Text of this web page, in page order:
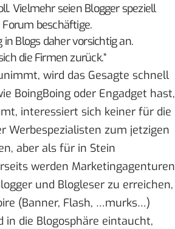
Vielmehr seien Blogger speziell
beschäftige.
Blogs daher vorsichtig an.
die Firmen zurück.“
wird das Gesagte schnell
BoingBoing oder Engadget hast,
interessiert sich keiner für die
Werbespezialisten zum jetzigen
aber als für in Stein
werden Marketingagenturen
und Blogleser zu erreichen,
(Banner, Flash, …murks…)
die Blogosphäre eintaucht,